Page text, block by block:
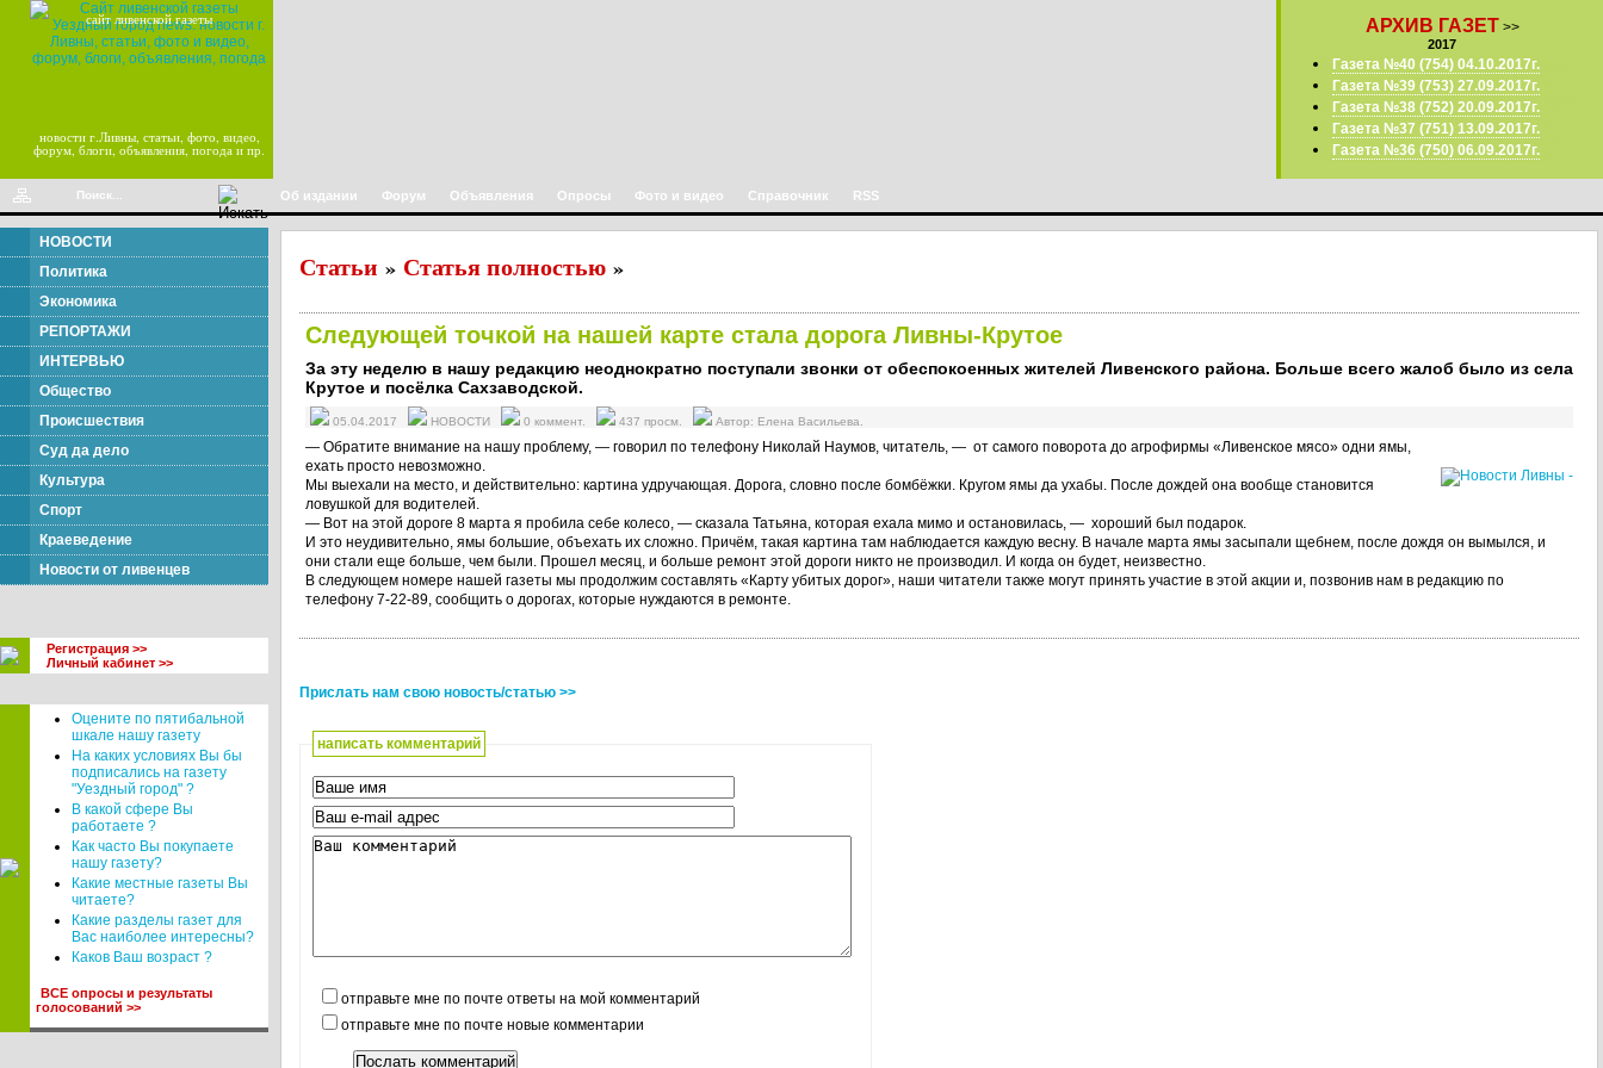
сайт ливенской газеты
новости г.Ливны, статьи, фото, видео,
форум, блоги, объявления, погода и пр.
АРХИВ ГАЗЕТ >>
2017
Газета №40 (754) 04.10.2017г.
Газета №39 (753) 27.09.2017г.
Газета №38 (752) 20.09.2017г.
Газета №37 (751) 13.09.2017г.
Газета №36 (750) 06.09.2017г.
Об издании Форум Объявления Опросы Фото и видео Справочник RSS
НОВОСТИ
Политика
Экономика
РЕПОРТАЖИ
ИНТЕРВЬЮ
Общество
Происшествия
Суд да дело
Культура
Спорт
Краеведение
Новости от ливенцев
Регистрация >>
Личный кабинет >>
Оцените по пятибальной
шкале нашу газету
На каких условиях Вы бы
подписались на газету
"Уездный город" ?
В какой сфере Вы
работаете ?
Как часто Вы покупаете
нашу газету?
Какие местные газеты Вы
читаете?
Какие разделы газет для
Вас наиболее интересны?
Каков Ваш возраст ?
ВСЕ опросы и результаты
голосований >>
Статьи » Статья полностью »
Следующей точкой на нашей карте стала дорога Ливны-Крутое
За эту неделю в нашу редакцию неоднократно поступали звонки от обеспокоенных жителей Ливенского района. Больше всего жалоб было из села
Крутое и посёлка Сахзаводской.
05.04.2017 НОВОСТИ 0 коммент. 437 просм. Автор: Елена Васильева.
— Обратите внимание на нашу проблему, — говорил по телефону Николай Наумов, читатель, — от самого поворота до агрофирмы «Ливенское мясо» одни ямы,
ехать просто невозможно.
Мы выехали на место, и действительно: картина удручающая. Дорога, словно после бомбёжки. Кругом ямы да ухабы. После дождей она вообще становится
ловушкой для водителей.
— Вот на этой дороге 8 марта я пробила себе колесо, — сказала Татьяна, которая ехала мимо и остановилась, — хороший был подарок.
И это неудивительно, ямы большие, объехать их сложно. Причём, такая картина там наблюдается каждую весну. В начале марта ямы засыпали щебнем, после дождя он вымылся, и
они стали еще больше, чем были. Прошел месяц, и больше ремонт этой дороги никто не производил. И когда он будет, неизвестно.
В следующем номере нашей газеты мы продолжим составлять «Карту убитых дорог», наши читатели также могут принять участие в этой акции и, позвонив нам в редакцию по
телефону 7-22-89, сообщить о дорогах, которые нуждаются в ремонте.
Прислать нам свою новость/статью >>
написать комментарий
отправьте мне по почте ответы на мой комментарий
отправьте мне по почте новые комментарии